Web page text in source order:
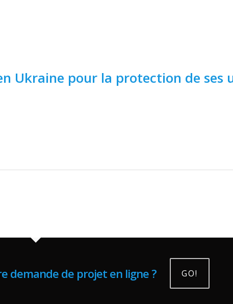
Ukraine pour la protection de ses
demande de projet en ligne ? GO!